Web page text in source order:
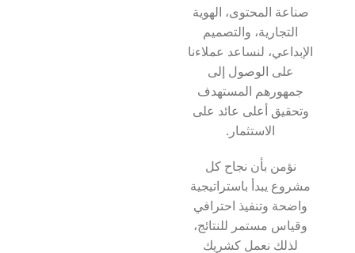
صناعة المحتوى، الهوية
التجارية، والتصميم
الإبداعي، لنساعد عملاءنا
على الوصول إلى
جمهورهم المستهدف
وتحقيق أعلى عائد على
الاستثمار.
نؤمن بأن نجاح كل
مشروع يبدأ باستراتيجية
واضحة وتنفيذ احترافي
وقياس مستمر للنتائج،
لذلك نعمل كشريك